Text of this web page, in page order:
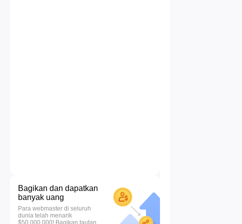
Bagikan dan dapatkan
banyak uang
Para webmaster di seluruh
dunia telah menarik
$50.000.000! Bagikan tautan